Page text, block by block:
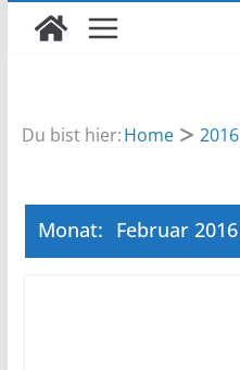
Du bist hier:Home 2016
Monat: Februar 2016